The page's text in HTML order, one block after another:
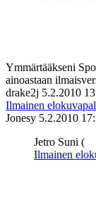
Ymmärtääkseni
ainoastaan
drake2j 5.2.2010
Ilmainen
Jonesy 5.2.2010
Jetro Suni (
Ilmainen